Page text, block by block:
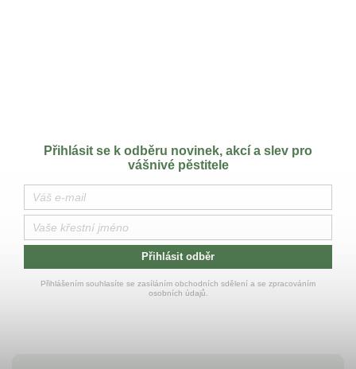
Přihlásit se k odběru novinek, akcí a slev pro
vášnivé pěstitele
Přihlásit odběr
Přihlášením souhlasíte se zasíláním obchodních sdělení a se zpracováním
osobních údajů.